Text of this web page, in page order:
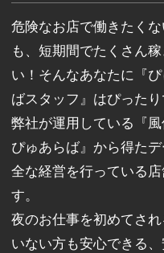
危険なお店で働きたく
も、短期間でたくさん稼
い！そんなあなたに『ぴ
ばスタッフ』はぴったり
弊社が運用している『風
ぴゅあらば』から得た
全な経営を行っている
す。
夜のお仕事を初めてさ
いない方も安心できる